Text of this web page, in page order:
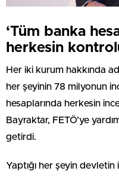
‘Tüm banka
herkesin
Her iki kurum hakkında
her şeyinin 78 milyonun
hesaplarında herkesin
Bayraktar, FETÖ’ye
getirdi.
Yaptığı her şeyin